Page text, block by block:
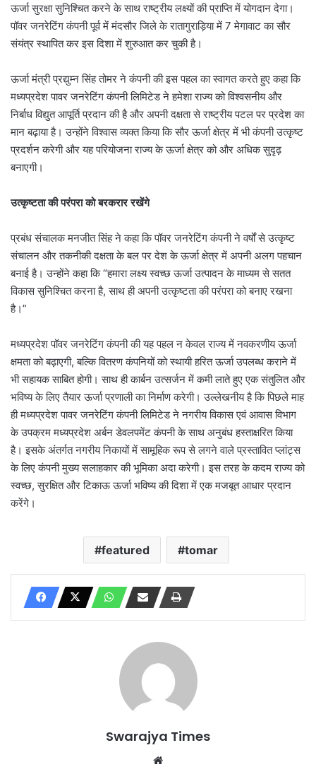
ऊर्जा सुरक्षा सुनिश्चित करने के साथ राष्ट्रीय लक्ष्यों की प्राप्ति में योगदान देगा।
पॉवर जनरेटिंग कंपनी पूर्व में मंदसौर जिले के रातागुराड़िया में 7 मेगावाट का सौर
संयंत्र स्थापित कर इस दिशा में शुरुआत कर चुकी है।
ऊर्जा मंत्री प्रद्युम्न सिंह तोमर ने कंपनी की इस पहल का स्वागत करते हुए कहा कि
मध्यप्रदेश पावर जनरेटिंग कंपनी लिमिटेड ने हमेशा राज्य को विश्वसनीय और
निर्बाध विद्युत आपूर्ति प्रदान की है और अपनी दक्षता से राष्ट्रीय पटल पर प्रदेश का
मान बढ़ाया है। उन्होंने विश्वास व्यक्त किया कि सौर ऊर्जा क्षेत्र में भी कंपनी उत्कृष्ट
प्रदर्शन करेगी और यह परियोजना राज्य के ऊर्जा क्षेत्र को और अधिक सुदृढ़
बनाएगी।
उत्कृष्टता की परंपरा को बरकरार रखेंगे
प्रबंध संचालक मनजीत सिंह ने कहा कि पॉवर जनरेटिंग कंपनी ने वर्षों से उत्कृष्ट
संचालन और तकनीकी दक्षता के बल पर देश के ऊर्जा क्षेत्र में अपनी अलग पहचान
बनाई है। उन्होंने कहा कि “हमारा लक्ष्य स्वच्छ ऊर्जा उत्पादन के माध्यम से सतत
विकास सुनिश्चित करना है, साथ ही अपनी उत्कृष्टता की परंपरा को बनाए रखना
है।”
मध्यप्रदेश पॉवर जनरेटिंग कंपनी की यह पहल न केवल राज्य में नवकरणीय ऊर्जा
क्षमता को बढ़ाएगी, बल्कि वितरण कंपनियों को स्थायी हरित ऊर्जा उपलब्ध कराने में
भी सहायक साबित होगी। साथ ही कार्बन उत्सर्जन में कमी लाते हुए एक संतुलित और
भविष्य के लिए तैयार ऊर्जा प्रणाली का निर्माण करेगी। उल्लेखनीय है कि पिछले माह
ही मध्यप्रदेश पावर जनरेटिंग कंपनी लिमिटेड ने नगरीय विकास एवं आवास विभाग
के उपक्रम मध्यप्रदेश अर्बन डेवलपमेंट कंपनी के साथ अनुबंध हस्ताक्षरित किया
है। इसके अंतर्गत नगरीय निकायों में सामूहिक रूप से लगने वाले प्रस्तावित प्लांट्स
के लिए कंपनी मुख्य सलाहकार की भूमिका अदा करेगी। इस तरह के कदम राज्य को
स्वच्छ, सुरक्षित और टिकाऊ ऊर्जा भविष्य की दिशा में एक मजबूत आधार प्रदान
करेंगे।
featured tomar
Swarajya Times